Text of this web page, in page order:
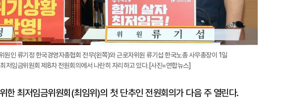
원인 류기정 한국경영자총협회 전무(왼쪽)와 근로자위원 류기섭 한국노총 사무총장이 1일
저임금위원회 제8차 전원회의에서 나란히 자리하고 있다.[사진=연합뉴스]
한 최저임금위원회(최임위)의 첫 단추인 전원회의가 다음 주 열린다.